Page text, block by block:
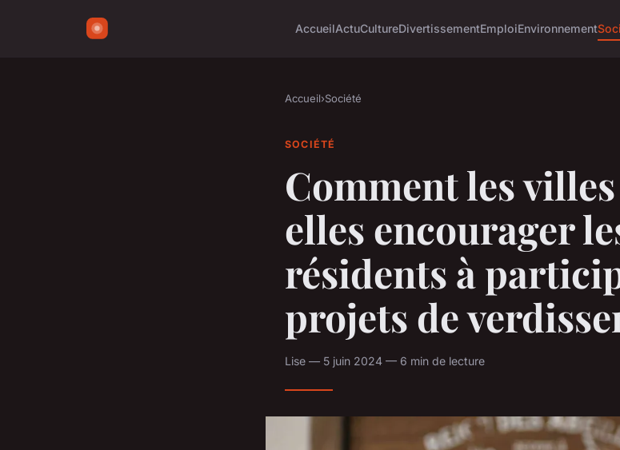
AccueilActuCultureDivertissementEmploiEnvironnement
Accueil›Société
SOCIÉTÉ
Comment les
elles encourager
résidents à
projets de
Lise — 5 juin 2024 — 6 min de lecture